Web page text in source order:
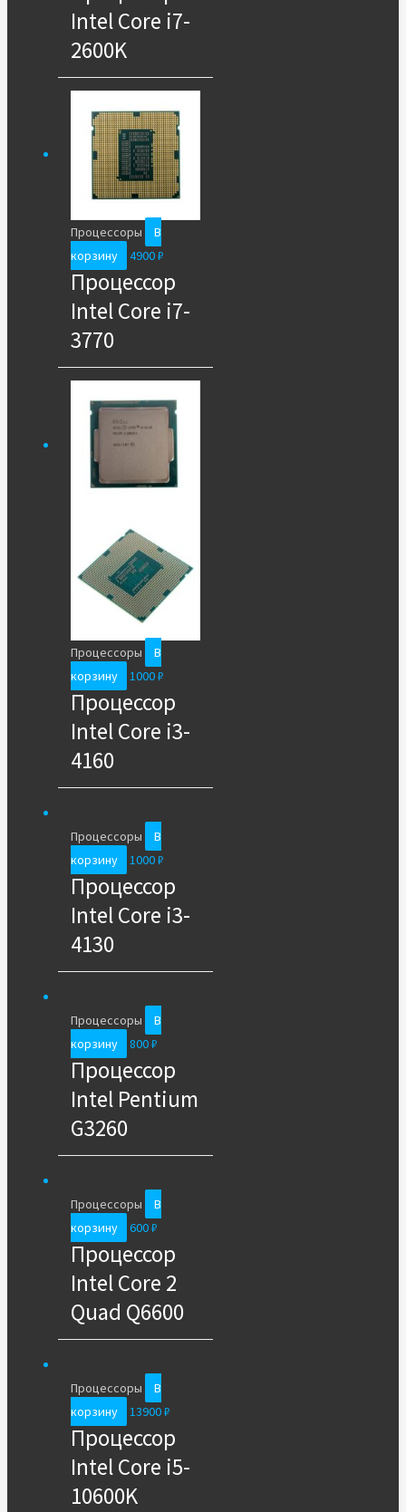
Intel Core i7-
2600K
Процессоры
В
корзину
4900₽
Процессор
Intel Core i7-
3770
Процессоры
В
корзину
1000₽
Процессор
Intel Core i3-
4160
Процессоры
В
корзину
1000₽
Процессор
Intel Core i3-
4130
Процессоры
В
корзину
800₽
Процессор
Intel Pentium
G3260
Процессоры
В
корзину
600₽
Процессор
Intel Core 2
Quad Q6600
Процессоры
В
корзину
13900₽
Процессор
Intel Core i5-
10600K